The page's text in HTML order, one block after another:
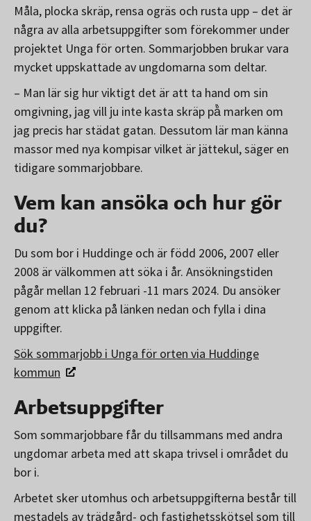
Måla, plocka skräp, rensa ogräs och rusta upp – det är
några av alla arbetsuppgifter som förekommer under
projektet Unga för orten. Sommarjobben brukar vara
mycket uppskattade av ungdomarna som deltar.
– Man lär sig hur viktigt det är att ta hand om sin
omgivning, jag vill ju inte kasta skräp på̊ marken om
jag precis har städat gatan. Dessutom lär man känna
massor med nya kompisar vilket är jättekul, säger en
tidigare sommarjobbare.
Vem kan ansöka och hur gör
du?
Du som bor i Huddinge och är född 2006, 2007 eller
2008 är välkommen att söka i år. Ansökningstiden
pågår mellan 12 februari -11 mars 2024. Du ansöker
genom att klicka på länken nedan och fylla i dina
uppgifter.
Sök sommarjobb i Unga för orten via Huddinge
kommun
Arbetsuppgifter
Som sommarjobbare får du tillsammans med andra
ungdomar arbeta med att skapa trivsel i området du
bor i.
Arbetet sker utomhus och arbetsuppgifterna består till
mestadels av trädgård- och fastighetsskötsel som till